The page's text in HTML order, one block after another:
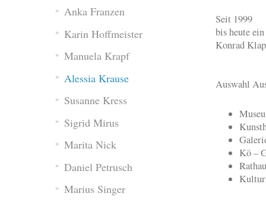
Seit 1999
bis heute
Konrad
Auswahl
Kö –
Anka Franzen
Karin Hoffmeister
Manuela Krapf
Alessia Krause
Susanne Kress
Sigrid Mirus
Marita Nick
Daniel Petrusch
Marius Singer